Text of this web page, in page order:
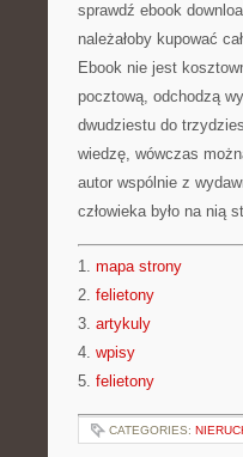
sprawdź ebook
należałoby kupować
Ebook nie jest
pocztową, odchodzą
dwudziestu do
wiedzę, wówczas
autor wspólnie z
człowieka było na nią
1. mapa strony
2. felietony
3. artykuly
4. wpisy
5. felietony
CATEGORIES: